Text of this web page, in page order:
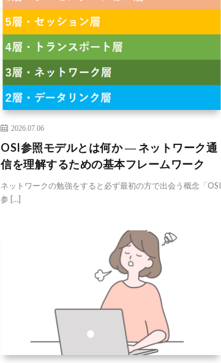
2026.07.06
OSI参照モデルとは何か ― ネットワーク通
信を理解するための基本フレームワーク
ネットワークの勉強をすると必ず最初の方で出会う概念「OSI
参 […]